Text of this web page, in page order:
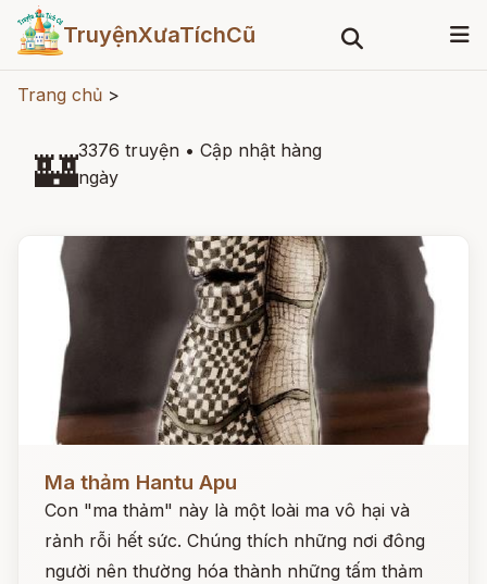
TruyệnXưaTíchCũ
Trang chủ >
🏰3376 truyện • Cập nhật hàng
ngày
Ma thảm Hantu Apu
Con "ma thảm" này là một loài ma vô hại và
rảnh rỗi hết sức. Chúng thích những nơi đông
người nên thường hóa thành những tấm thảm